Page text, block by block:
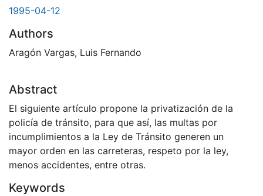
1995-04-12
Authors
Aragón Vargas, Luis Fernando
Abstract
El siguiente artículo propone la privatización de la
policía de tránsito, para que así, las multas por
incumplimientos a la Ley de Tránsito generen un
mayor orden en las carreteras, respeto por la ley,
menos accidentes, entre otras.
Keywords